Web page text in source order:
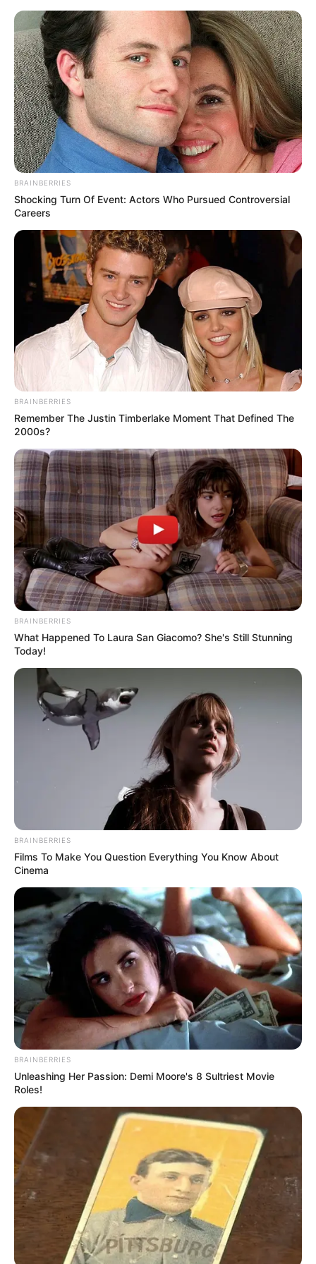
Skip
content
Menu
Saftiger
Apfelkuchen mit
Vanillepuddingpulv
er – in 45 Minuten
gebacken!
July 26, 2025 byadmin
BRAINBERRIES
Shocking Turn Of Event: Actors Who Pursued Controversial
Careers
BRAINBERRIES
Remember The Justin Timberlake Moment That Defined The
2000s?
BRAINBERRIES
What Happened To Laura San Giacomo? She's Still Stunning
Today!
BRAINBERRIES
Films To Make You Question Everything You Know About
Cinema
BRAINBERRIES
Unleashing Her Passion: Demi Moore's 8 Sultriest Movie
Roles!